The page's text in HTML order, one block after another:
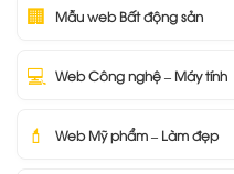
🏢 Mẫu web Bất động sản
💻 Web Công nghệ – Máy tính
💄 Web Mỹ phẩm – Làm đẹp